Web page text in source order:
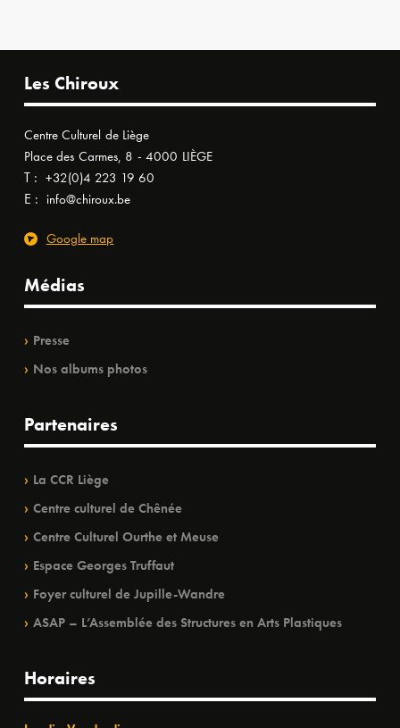
Les Chiroux
Centre Culturel de Liège
Place des Carmes, 8 - 4000 LIÈGE
T : +32(0)4 223 19 60
E : info@chiroux.be
Google map
Médias
Presse
Nos albums photos
Partenaires
La CCR Liège
Centre culturel de Chênée
Centre Culturel Ourthe et Meuse
Espace Georges Truffaut
Foyer culturel de Jupille-Wandre
ASAP – L’Assemblée des Structures en Arts Plastiques
Horaires